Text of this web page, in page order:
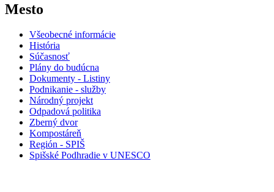
Mesto
Všeobecné informácie
História
Súčasnosť
Plány do budúcna
Dokumenty - Listiny
Podnikanie - služby
Národný projekt
Odpadová politika
Zberný dvor
Kompostáreň
Región - SPIŠ
Spišské Podhradie v UNESCO